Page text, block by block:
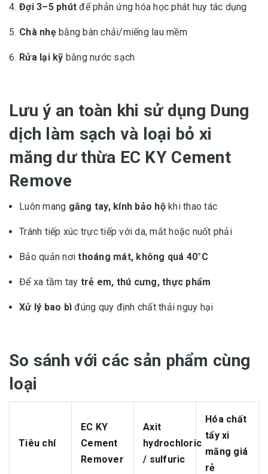
Đợi 3–5 phút để phản ứng hóa học phát huy tác dụng
Chà nhẹbằng bàn chải/miếng lau mềm
Rửa lại kỹ bằng nước sạch
Lưu ý an toàn khi sử dụng Dung
dịch làm sạch và loại bỏ xi
măng dư thừa EC KY Cement
Remove
Luôn mang găng tay, kính bảo hộkhi thao tác
Tránh tiếp xúc trực tiếp với da, mắt hoặc nuốt phải
Bảo quản nơithoáng mát, không quá 40°C
Để xa tầm tay trẻ em, thú cưng, thực phẩm
Xử lý bao bì đúng quy định chất thải nguy hại
So sánh với các sản phẩm cùng
loại
Tiêu chí
EC KY
Cement
Remover
Axit
hydrochloric
/ sulfuric
Hóa chất
tẩy xi
măng giá
rẻ